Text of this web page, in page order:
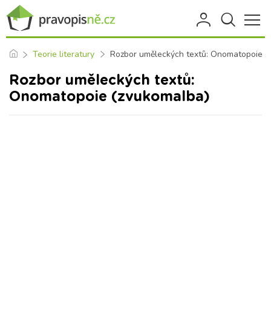
Teorie literatury Rozbor uměleckých textů: Onomatopoie
Rozbor uměleckých textů:
Onomatopoie (zvukomalba)